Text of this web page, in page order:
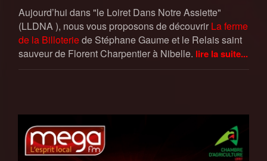
Aujourd’hui dans "le Loiret Dans Notre Assiette"
(LLDNA ), nous vous proposons de découvrir La ferme
de la Billoteriede Stéphane Gaume et le Relais saint
sauveur de Florent Charpentier à Nibelle. lire la suite...